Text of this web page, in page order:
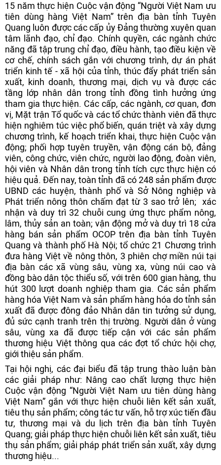
15 năm thực hiện Cuộc vận động “Người Việt Nam ưu
tiên dùng hàng Việt Nam” trên địa bàn tỉnh Tuyên
Quang luôn được các cấp ủy Đảng thường xuyên quan
tâm lãnh đạo, chỉ đạo. Chính quyền, các ngành chức
năng đã tập trung chỉ đạo, điều hành, tạo điều kiện về
cơ chế, chính sách gắn với chương trình, dự án phát
triển kinh tế - xã hội của tỉnh, thúc đẩy phát triển sản
xuất, kinh doanh, thương mại, dịch vụ và được các
tầng lớp nhân dân trong tỉnh đồng tình hưởng ứng
tham gia thực hiện. Các cấp, các ngành, cơ quan, đơn
vị, Mặt trận Tổ quốc và các tổ chức thành viên đã thực
hiện nghiêm túc việc phổ biến, quán triệt và xây dựng
chương trình, kế hoạch triển khai, thực hiện Cuộc vận
động; phối hợp tuyên truyền, vận động cán bộ, đảng
viên, công chức, viên chức, người lao động, đoàn viên,
hội viên và Nhân dân trong tỉnh tích cực thực hiện có
hiệu quả. Đến nay, toàn tỉnh đã có 248 sản phẩm được
UBND các huyện, thành phố và Sở Nông nghiệp và
Phát triển nông thôn chấm đạt từ 3 sao trở lên; xác
nhận và duy trì 32 chuỗi cung ứng thực phẩm nông,
lâm, thủy sản an toàn; vận động mở và duy trì 18 cửa
hàng bán sản phẩm OCOP trên địa bàn tỉnh Tuyên
Quang và thành phố Hà Nội; tổ chức 21 Chương trình
đưa hàng Việt về nông thôn, 3 phiên chợ miền núi tại
địa bàn các xã vùng sâu, vùng xa, vùng núi cao và
đồng bào dân tộc thiểu số, với trên 600 gian hàng, thu
hút 300 lượt doanh nghiệp tham gia. Các sản phẩm
hàng hóa Việt Nam và sản phẩm hàng hóa do tỉnh sản
xuất đã được đông đảo Nhân dân tin tưởng sử dụng,
đủ sức cạnh tranh trên thị trường. Người dân ở vùng
sâu, vùng xa đã được tiếp cận với các sản phẩm
thương hiệu Việt thông qua các đợt tổ chức hội chợ,
giới thiệu sản phẩm.
Tại hội nghị, các đại biểu đã tập trung thào luận bàn
các giải pháp như: Nâng cao chất lượng thực hiện
Cuộc vận động “Người Việt Nam ưu tiên dùng hàng
Việt Nam” gắn với thực hiện chuỗi liên kết sản xuất,
tiêu thụ sản phẩm; công tác tư vấn, hỗ trợ xúc tiến đầu
tư, thương mại và du lịch trên địa bàn tỉnh Tuyên
Quang; giải pháp thực hiện chuỗi liên kết sản xuất, tiêu
thụ sản phẩm; giải pháp phát triển sản xuất, xây dựng
thương hiệu...